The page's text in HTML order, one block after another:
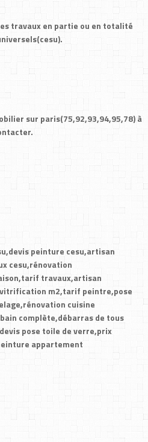
travaux en partie ou en totalité
sur paris(75,92,93,94,95,78) à
peinture cesu,artisan
cesu,rénovation
travaux,artisan
m2,tarif peintre,pose
cuisine
complète,débarras de tous
pose toile de verre,prix
appartement